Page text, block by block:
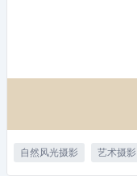
自然风光摄影 艺术摄影